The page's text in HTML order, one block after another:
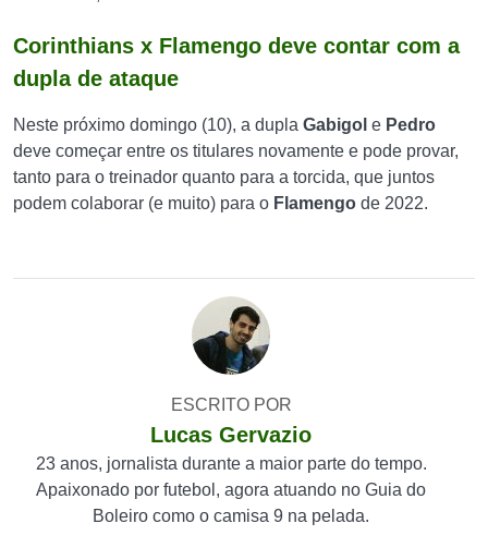
Corinthians x Flamengo deve contar com a
dupla de ataque
Neste próximo domingo (10), a dupla Gabigol e Pedro
deve começar entre os titulares novamente e pode provar,
tanto para o treinador quanto para a torcida, que juntos
podem colaborar (e muito) para o Flamengo de 2022.
ESCRITO POR
Lucas Gervazio
23 anos, jornalista durante a maior parte do tempo.
Apaixonado por futebol, agora atuando no Guia do
Boleiro como o camisa 9 na pelada.